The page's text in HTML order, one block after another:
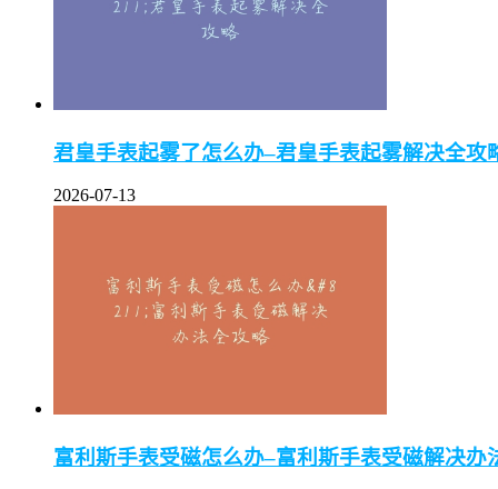
君皇手表起雾了怎么办–君皇手表起雾解决全攻
2026-07-13
富利斯手表受磁怎么办–富利斯手表受磁解决办